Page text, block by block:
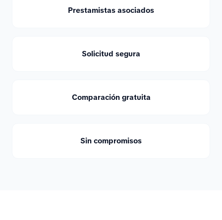
Prestamistas asociados
Solicitud segura
Comparación gratuita
Sin compromisos